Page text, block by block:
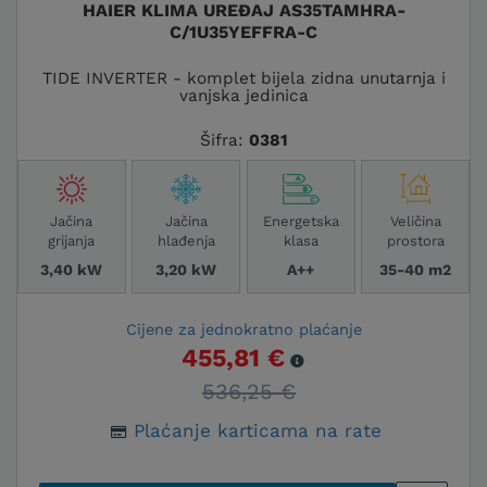
Pearl Premium Inverter serija podiže
performanse na novu razinu s
samopročišćavanja, koji osigurava
Zahvaljujući tehnologiji turbo hlađenja,
ovaj uređaj brzo rashlađuje prostor, što
ga čini idealnim za one koji traže brza
rješenja u ljetnim vrućinama.
TUNDRA PLUS INVERTER
Tundra Plus Inverter serija savršena je
za korisnike koji žele pouzdan i izdržljiv
senzorima za regulaciju temperature i
vlažnosti, što osigurava ugodnu
je za dugotrajan rad, čak i u
HAIER KLIMA UREĐAJ AS35TAMHRA-
C/1U35YEFFRA-C
TIDE INVERTER - komplet bijela zidna unutarnja i
vanjska jedinica
Šifra: 0381
Jačina
grijanja
3,40 kW
Jačina
hlađenja
3,20 kW
Energetska
klasa
A++
Veličina
prostora
35-40 m2
Cijene za jednokratno plaćanje
455,81 €
536,25 €
Plaćanje karticama na rate